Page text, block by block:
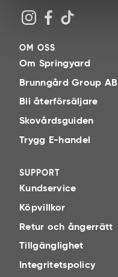
OM OSS
Om Springyard
Brunngård Group AB
Bli återförsäljare
Skovårdsguiden
Trygg E-handel
SUPPORT
Kundservice
Köpvillkor
Retur och ångerrätt
Tillgänglighet
Integritetspolicy